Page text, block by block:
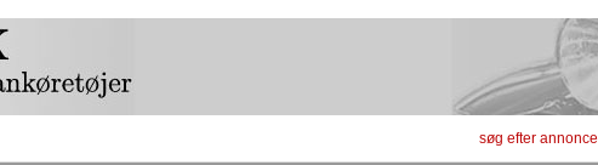
søg efter annonce